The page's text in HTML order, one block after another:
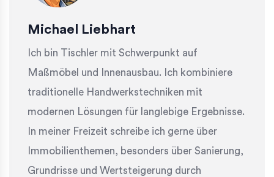
Michael Liebhart
Ich bin Tischler mit Schwerpunkt auf
Maßmöbel und Innenausbau. Ich kombiniere
traditionelle Handwerkstechniken mit
modernen Lösungen für langlebige Ergebnisse.
In meiner Freizeit schreibe ich gerne über
Immobilienthemen, besonders über Sanierung,
Grundrisse und Wertsteigerung durch